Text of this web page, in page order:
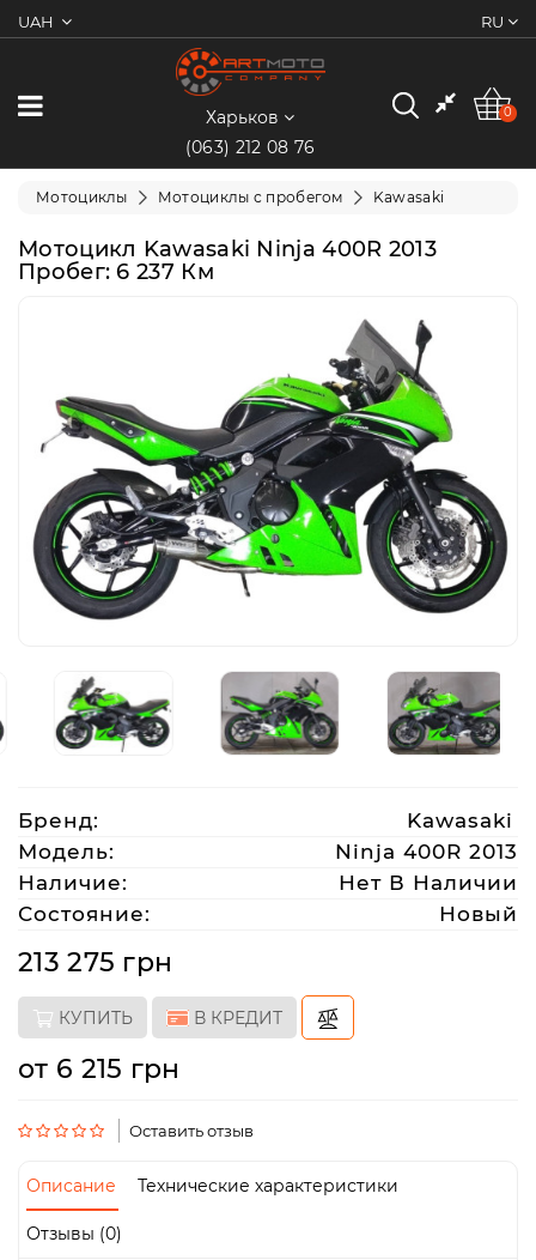
UAH RU
0
Категории
Мотоциклы
Экипировка
Запчасти
Аксессуары
Харьков
(063)
212
08
artmoto.info@gmail.com
Режим
работы:
Пн-
09:00
19:00
Сб
10:00
-
Харьков
(063) 212 08 76
0
Мотоциклы Мотоциклы с пробегом Kawasaki
Мотоцикл Kawasaki Ninja 400R 2013
Пробег: 6 237 Км
Бренд:
Kawasaki
Модель:
Ninja 400R 2013
Наличие:
Нет В Наличии
Состояние:
Новый
213 275 грн
КУПИТЬ В КРЕДИТ
от 6 215 грн
Оставить отзыв
Описание Технические характеристики
Отзывы (0)